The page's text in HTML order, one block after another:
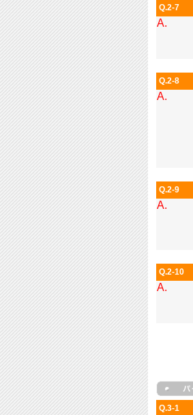
Q.2-7
A.
Q.2-8
A.
Q.2-9
A.
Q.2-10
A.
Q.3-1